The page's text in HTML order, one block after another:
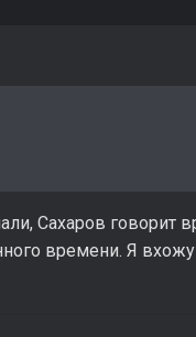
Сахаров говорит
времени. Я